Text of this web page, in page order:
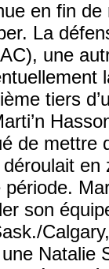
en fin
La
une
tiers
de mettre
son
Natalie